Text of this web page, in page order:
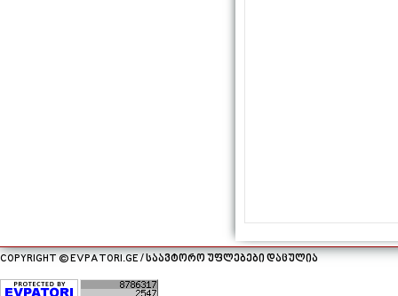
COPYRIGHT © EVPATORI.GE / საავტორო უფლებები დაცულია